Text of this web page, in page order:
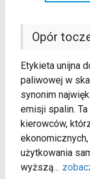
Opór
Etykieta unijna
paliwowej w
synonim
emisji spalin.
kierowców,
użytkowania
wyższą...